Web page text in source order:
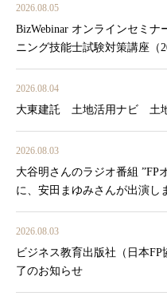
2026.08.05
BizWebinar オンラインセミ
ニング技能士試験対策講座（
2026.08.04
大東建託 土地活用ナビ 土
2026.08.03
大谷明さんのラジオ番組 ”FP
に、安田まゆみさんが出演し
2026.08.03
ビジネス教育出版社（日本
了のお知らせ